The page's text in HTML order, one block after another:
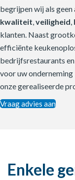
begrijpen wij als
kwaliteit,veiligheid,
klanten. Naast
efficiënte
bedrijfsrestaurants
voor uw onderneming
onze gerealiseerde
Vraag advies aan
Enkele